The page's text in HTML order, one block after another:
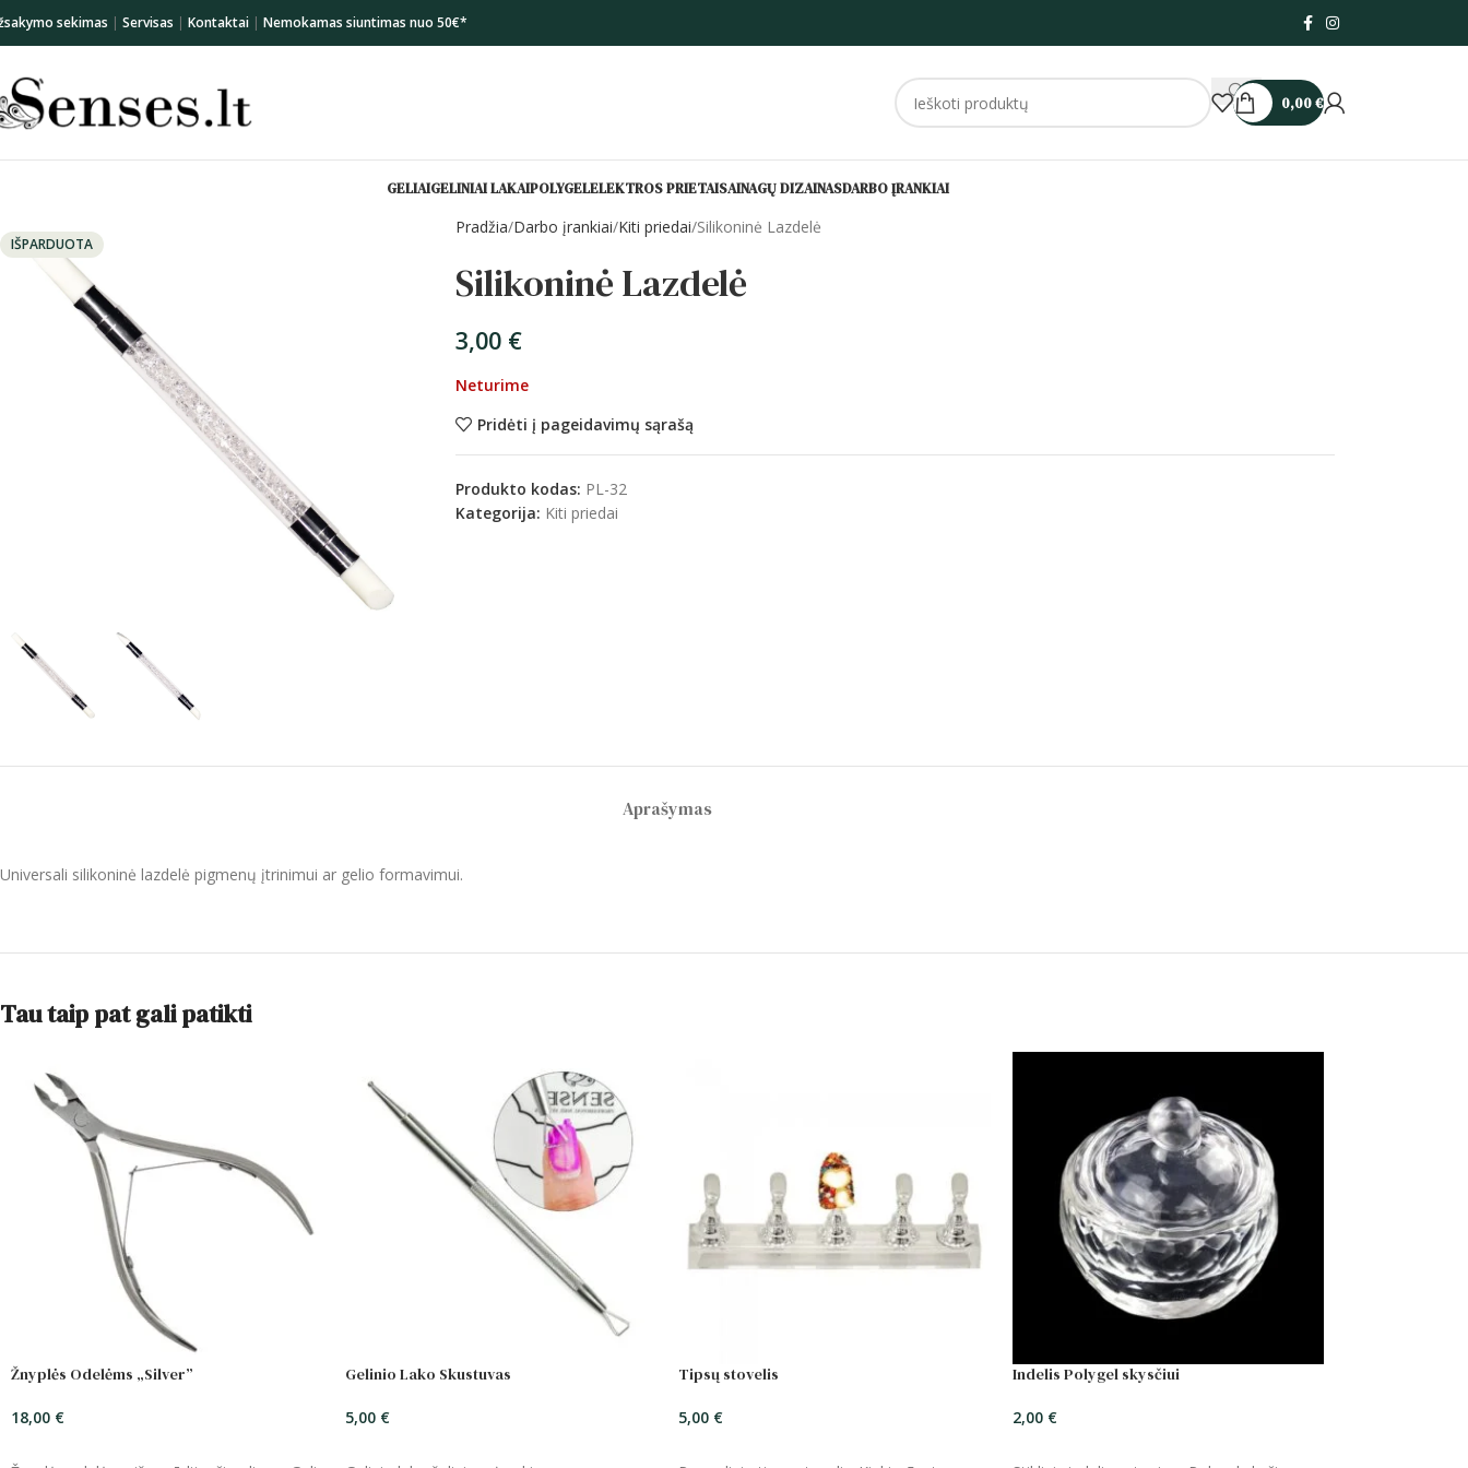
sekimas | Servisas | Kontaktai | Nemokamas siuntimas nuo 50€*
0,00€
GELIAIGELINIAI LAKAIPOLYGELELEKTROS PRIETAISAINAGŲ DIZAINASDARBO ĮRANKIAI
IŠPARDUOTA
Pradžia Darbo įrankiai Kiti priedai Silikoninė Lazdelė
Silikoninė Lazdelė
3,00 €
Neturime
Pridėti į pageidavimų sąrašą
Produkto kodas: PL-32
Kategorija: Kiti priedai
Aprašymas
Universali silikoninė lazdelė pigmenų įtrinimui ar gelio formavimui.
Tau taip pat gali patikti
Žnyplės Odelėms „Silver”
18,00 €
Gelinio Lako Skustuvas
5,00 €
Tipsų stovelis
5,00 €
Indelis Polygel skysčiui
2,00 €